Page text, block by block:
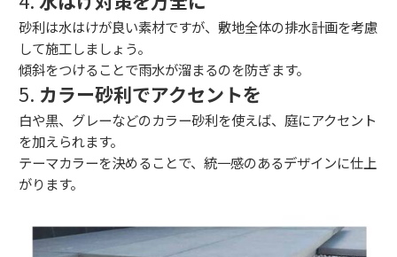
砂利は水はけが良い素材ですが、敷地全体の排水計画を考慮
して施工しましょう。
傾斜をつけることで雨水が溜まるのを防ぎます。
5. カラー砂利でアクセントを
白や黒、グレーなどのカラー砂利を使えば、庭にアクセント
を加えられます。
テーマカラーを決めることで、統一感のあるデザインに仕上
がります。